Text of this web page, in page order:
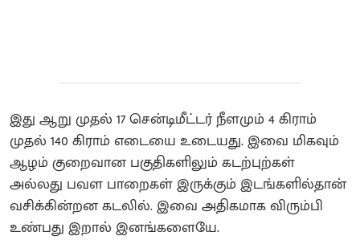
இது ஆறு முதல் 17 சென்டிமீட்டர் நீளமும் 4 கிராம்
முதல் 140 கிராம் எடையை உடையது. இவை மிகவும்
ஆழம் குறைவான பகுதிகளிலும் கடற்புற்கள்
அல்லது பவள பாறைகள் இருக்கும் இடங்களில்தான்
வசிக்கின்றன கடலில். இவை அதிகமாக விரும்பி
உண்பது இறால் இனங்களையே.